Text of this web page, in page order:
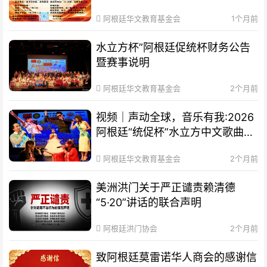
阿根廷华文教育基金会 1个月前
水立方杯”阿根廷促统杯财务公告
暨赛事说明
阿根廷华文教育基金会 2个月前
视频｜声动全球，音乐有我:2026
阿根廷“统促杯”水立方中文歌曲大
阿根廷华文教育基金会 2个月前
美洲洪门关于严正谴责赖清德
“5·20”讲话的联合声明
阿根廷洪门协会 2个月前
致阿根廷莫雷诺华人商会的感谢信